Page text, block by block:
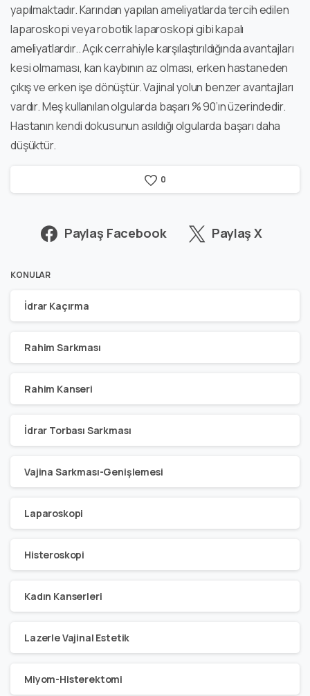
yapılmaktadır. Karından yapılan ameliyatlarda tercih edilen
laparoskopi veya robotik laparoskopi gibi kapalı
ameliyatlardır.. Açık cerrahiyle karşılaştırıldığında avantajları
kesi olmaması, kan kaybının az olması, erken hastaneden
çıkış ve erken işe dönüştür. Vajinal yolun benzer avantajları
vardır. Meş kullanılan olgularda başarı % 90’ın üzerindedir.
Hastanın kendi dokusunun asıldığı olgularda başarı daha
düşüktür.
0
Paylaş Facebook Paylaş X
KONULAR
İdrar Kaçırma
Rahim Sarkması
Rahim Kanseri
İdrar Torbası Sarkması
Vajina Sarkması-Genişlemesi
Laparoskopi
Histeroskopi
Kadın Kanserleri
Lazerle Vajinal Estetik
Miyom-Histerektomi